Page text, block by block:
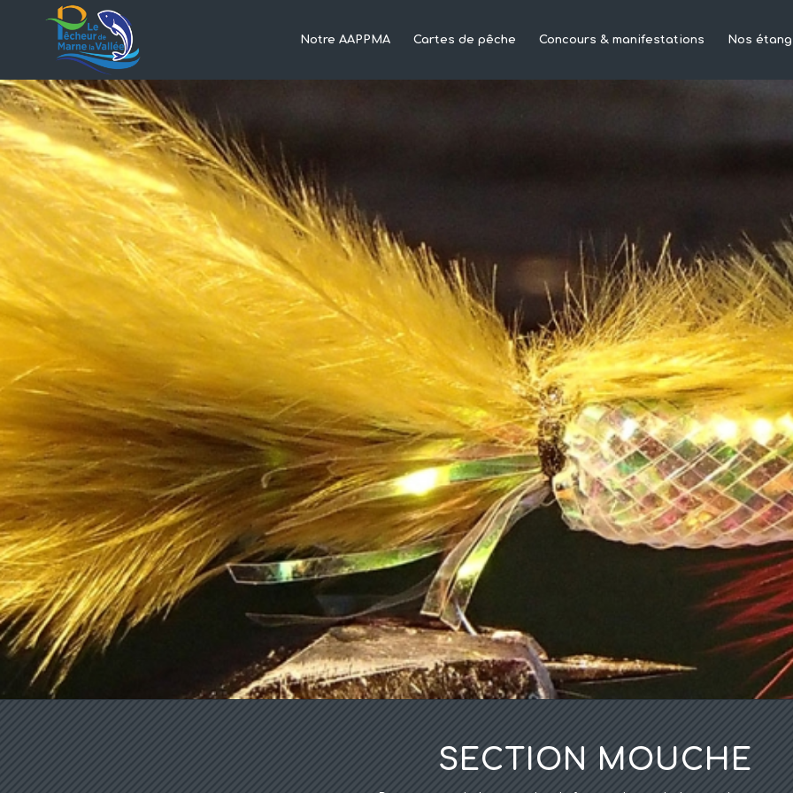
Notre AAPPMA Cartes de pêche Concours & manifestations Nos
SECTION MOUCHE